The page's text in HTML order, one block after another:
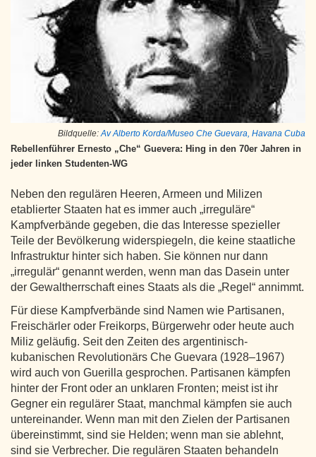
Bildquelle:Av Alberto Korda/Museo Che Guevara, Havana Cuba
Rebellenführer Ernesto „Che“ Guevera: Hing in den 70er Jahren in
jeder linken Studenten-WG
Neben den regulären Heeren, Armeen und Milizen
etablierter Staaten hat es immer auch „irreguläre“
Kampfverbände gegeben, die das Interesse spezieller
Teile der Bevölkerung widerspiegeln, die keine staatliche
Infrastruktur hinter sich haben. Sie können nur dann
„irregulär“ genannt werden, wenn man das Dasein unter
der Gewaltherrschaft eines Staats als die „Regel“ annimmt.
Für diese Kampfverbände sind Namen wie Partisanen,
Freischärler oder Freikorps, Bürgerwehr oder heute auch
Miliz geläufig. Seit den Zeiten des argentinisch-
kubanischen Revolutionärs Che Guevara (1928–1967)
wird auch von Guerilla gesprochen. Partisanen kämpfen
hinter der Front oder an unklaren Fronten; meist ist ihr
Gegner ein regulärer Staat, manchmal kämpfen sie auch
untereinander. Wenn man mit den Zielen der Partisanen
übereinstimmt, sind sie Helden; wenn man sie ablehnt,
sind sie Verbrecher. Die regulären Staaten behandeln